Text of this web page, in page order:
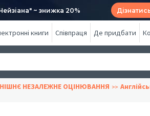
~ знижка 20%
книги Співпраця Де придбати
НЕЗАЛЕЖНЕ ОЦІНЮВАННЯ